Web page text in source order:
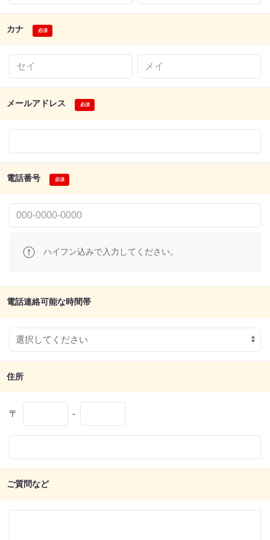
カナ
メールアドレス
電話番号
ハイフン込みで入力してください。
電話連絡可能な時間帯
住所
〒 -
ご質問など